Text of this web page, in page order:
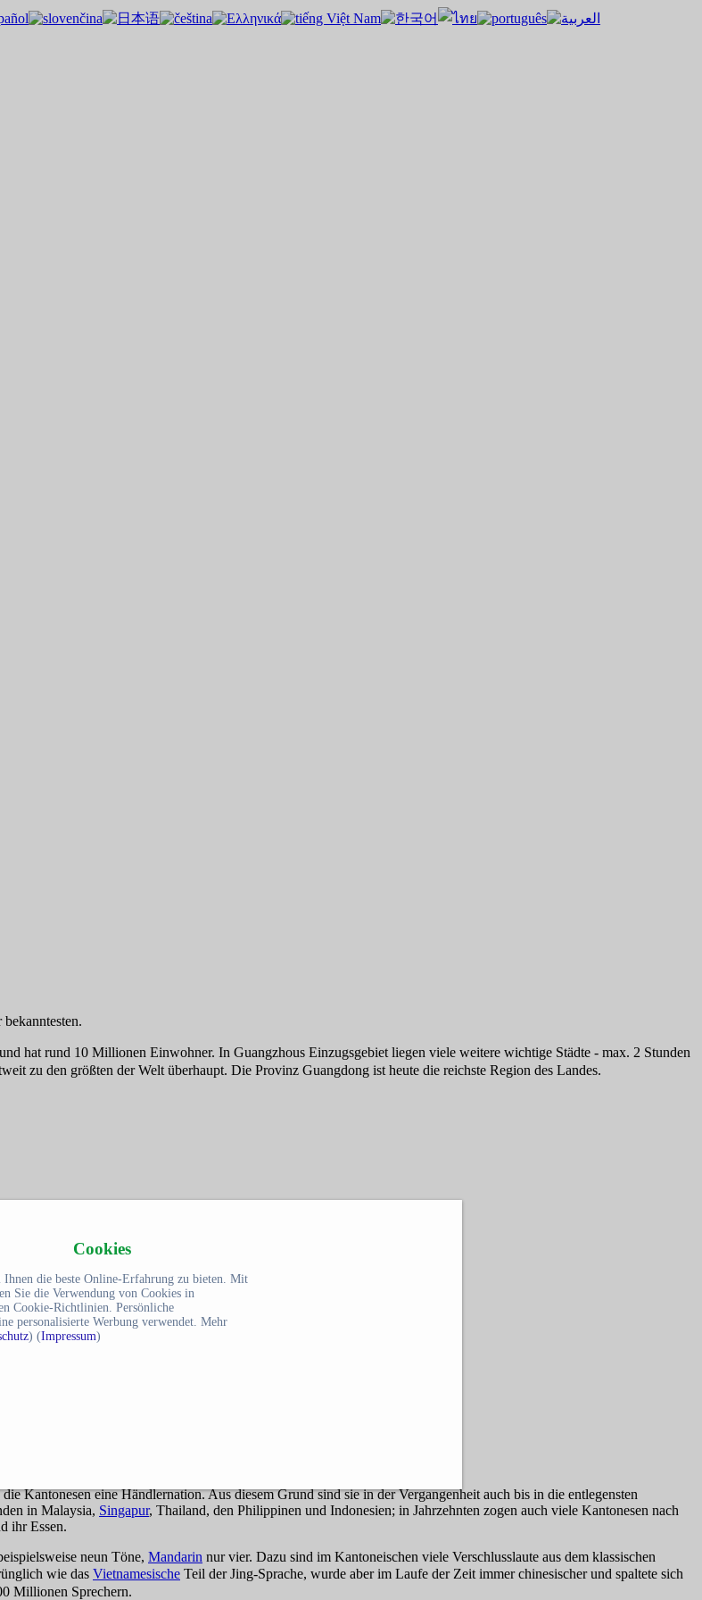
Cookies
die beste Online-Erfahrung zu bieten. Mit
Sie die Verwendung von Cookies in
Cookie-Richtlinien. Persönliche
personalisierte Werbung verwendet. Mehr
) (Impressum)
hat rund 10 Millionen Einwohner. In Guangzhous Einzugsgebiet liegen viele weitere wichtige Städte - max. 2 Stunden
zu den größten der Welt überhaupt. Die Provinz Guangdong ist heute die reichste Region des Landes.
Kantonesen eine Händlernation. Aus diesem Grund sind sie in der Vergangenheit auch bis in die entlegensten
in Malaysia, Singapur, Thailand, den Philippinen und Indonesien; in Jahrzehnten zogen auch viele Kantonesen nach
ihr Essen.
neun Töne, Mandarin nur vier. Dazu sind im Kantoneischen viele Verschlusslaute aus dem klassischen
wie das Vietnamesische Teil der Jing-Sprache, wurde aber im Laufe der Zeit immer chinesischer und spaltete sich
Millionen Sprechern.